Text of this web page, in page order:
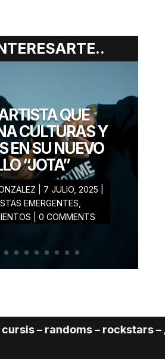
QUE
CULTURAS Y
EN SU NUEVO
“JOTA”
7 JULIO, 2025
EMERGENTES
| 0 COMMENTS
– rockstars – ¿Cuál